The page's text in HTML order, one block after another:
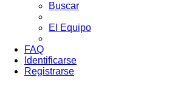
Buscar
El Equipo
FAQ
Identificarse
Registrarse